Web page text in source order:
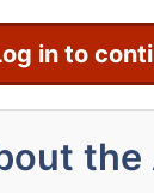
in to
the